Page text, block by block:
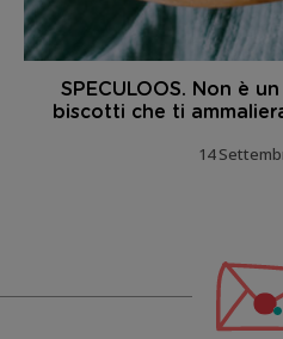
SPECULOOS. Non è
biscotti che ti
14